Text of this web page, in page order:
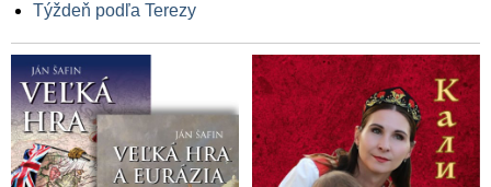
Týždeň podľa Terezy